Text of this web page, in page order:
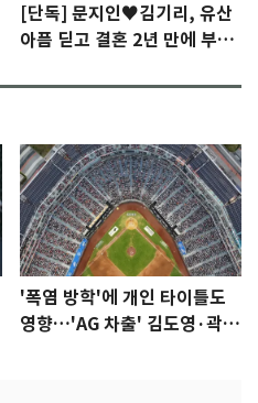
[단독] 문지인♥김기리, 유산
아픔 딛고 결혼 2년 만에 부모
'폭염 방학'에 개인 타이틀도
영향…'AG 차출' 김도영·곽빈